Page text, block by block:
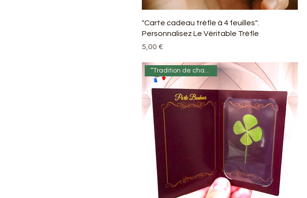
"Carte cadeau trèfle à 4 feuilles":
Personnalisez Le Véritable Trèfle
Prix
5,00 €
“Tradition de chance” 🍀✨